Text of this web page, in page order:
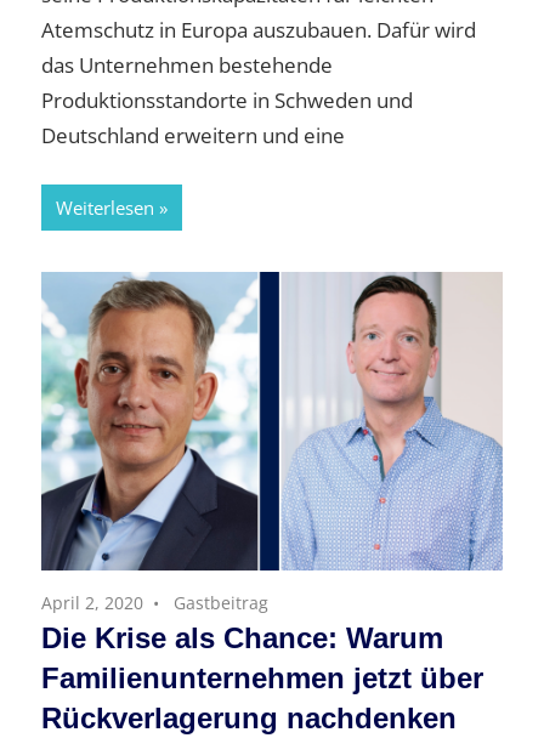
Atemschutz in Europa auszubauen. Dafür wird
das Unternehmen bestehende
Produktionsstandorte in Schweden und
Deutschland erweitern und eine
Weiterlesen
April 2, 2020 Gastbeitrag
Die Krise als Chance: Warum
Familienunternehmen jetzt über
Rückverlagerung nachdenken